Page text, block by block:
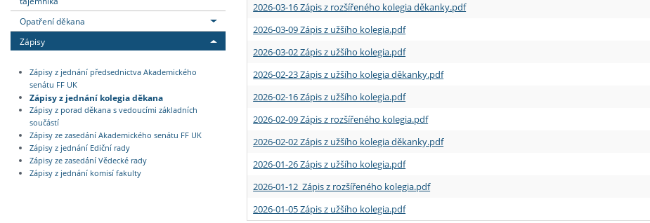
Opatření děkana
Zápisy
Zápisy z jednání předsednictva Akademického
senátu FF UK
Zápisy z jednání kolegia děkana
Zápisy z porad děkana s vedoucími základních
součástí
Zápisy ze zasedání Akademického senátu FF UK
Zápisy z jednání Ediční rady
Zápisy ze zasedání Vědecké rady
Zápisy z jednání komisí fakulty
2026-03-16 Zápis z rozšířeného kolegia děkanky.pdf
2026-03-09 Zápis z užšího kolegia.pdf
2026-03-02 Zápis z užšího kolegia.pdf
2026-02-23 Zápis z užšího kolegia děkanky.pdf
2026-02-16 Zápis z užšího kolegia.pdf
2026-02-09 Zápis z rozšířeného kolegia.pdf
2026-02-02 Zápis z užšího kolegia děkanky.pdf
2026-01-26 Zápis z užšího kolegia.pdf
2026-01-12 Zápis z rozšířeného kolegia.pdf
2026-01-05 Zápis z užšího kolegia.pdf